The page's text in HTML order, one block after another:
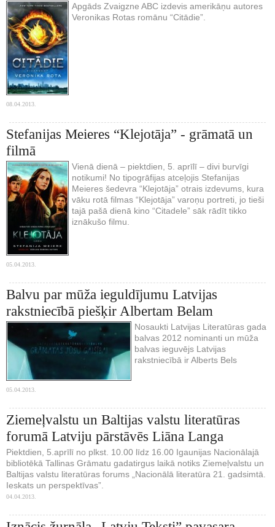
Apgāds Zvaigzne ABC izdevis amerikāņu autores
Veronikas Rotas romānu “Citādie”.
08.04.2013.
Stefanijas Meieres “Klejotāja” - grāmatā un
filmā
Vienā dienā – piektdien, 5. aprīlī – divi burvīgi
notikumi! No tipogrāfijas atceļojis Stefanijas
Meieres šedevra “Klejotāja” otrais izdevums, kura
vāku rotā filmas “Klejotāja” varoņu portreti, jo tieši
tajā pašā dienā kino “Citadele” sāk rādīt tikko
iznākušo filmu.
05.04.2013.
Balvu par mūža ieguldījumu Latvijas
rakstniecībā piešķir Albertam Belam
Nosaukti Latvijas Literatūras gada
balvas 2012 nominanti un mūža
balvas ieguvējs Latvijas
rakstniecībā ir Alberts Bels
05.04.2013.
Ziemeļvalstu un Baltijas valstu literatūras
forumā Latviju pārstāvēs Liāna Langa
Piektdien, 5.aprīlī no plkst. 10.00 līdz 16.00 Igaunijas Nacionālajā
bibliotēkā Tallinas Grāmatu gadatirgus laikā notiks Ziemeļvalstu un
Baltijas valstu literatūras forums „Nacionālā literatūra 21. gadsimtā.
Ieskats un perspektīvas”.
04.04.2013.